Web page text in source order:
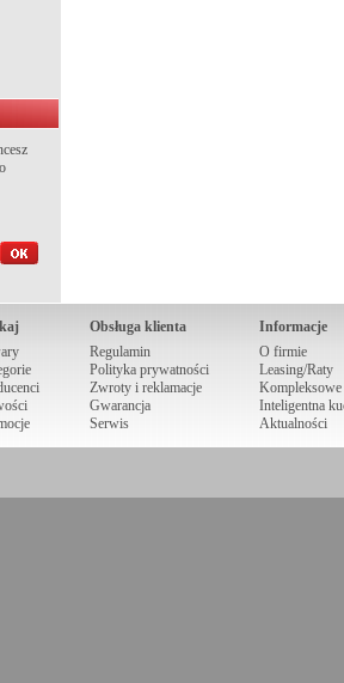
Obsługa klienta
Regulamin
Polityka prywatności
Zwroty i reklamacje
Gwarancja
Serwis
Informacje
O firmie
Leasing/Raty
Kompleksowe
Inteligentna
Aktualności